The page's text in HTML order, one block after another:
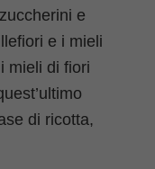
e
e i mieli
mieli di fiori
di ricotta,